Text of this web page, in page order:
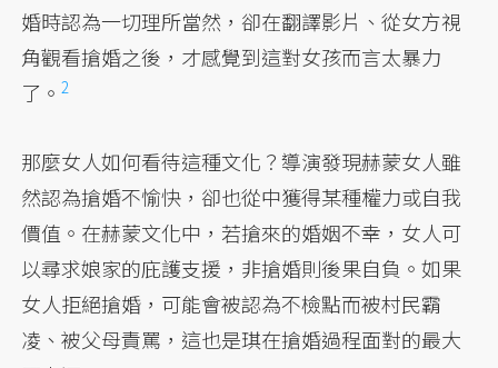
婚時認為一切理所當然，卻在翻譯影片、從女方視
角觀看搶婚之後，才感覺到這對女孩而言太暴力
了。2
那麼女人如何看待這種文化？導演發現赫蒙女人雖
然認為搶婚不愉快，卻也從中獲得某種權力或自我
價值。在赫蒙文化中，若搶來的婚姻不幸，女人可
以尋求娘家的庇護支援，非搶婚則後果自負。如果
女人拒絕搶婚，可能會被認為不檢點而被村民霸
凌、被父母責罵，這也是琪在搶婚過程面對的最大